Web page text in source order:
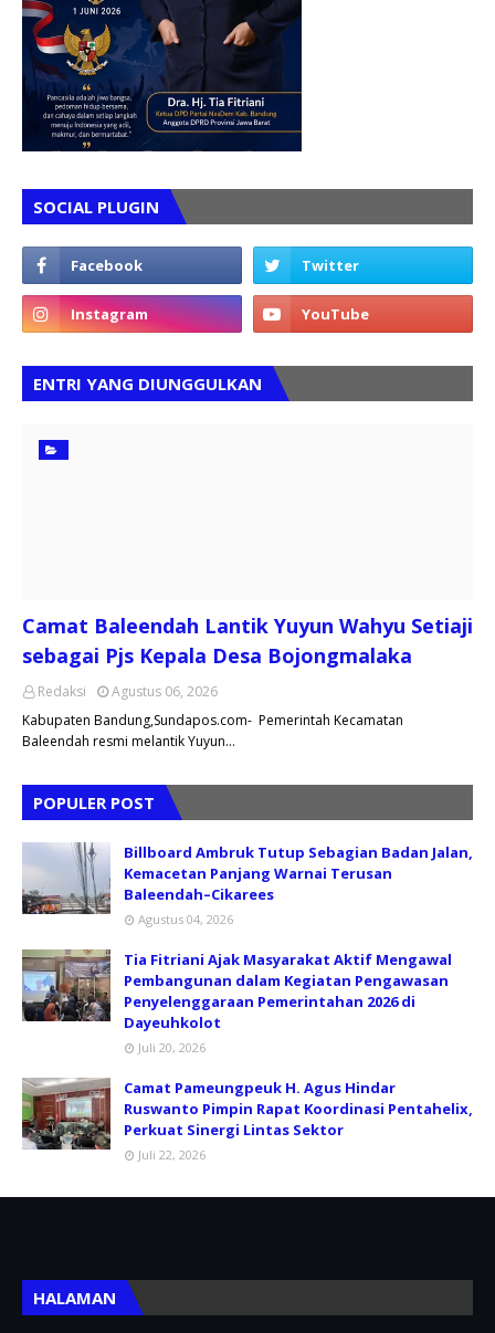
SOCIAL PLUGIN
ENTRI YANG DIUNGGULKAN
Camat Baleendah Lantik Yuyun Wahyu Setiaji
sebagai Pjs Kepala Desa Bojongmalaka
Redaksi
Agustus 06, 2026
Kabupaten Bandung,Sundapos.com- Pemerintah Kecamatan
Baleendah resmi melantik Yuyun…
POPULER POST
Billboard Ambruk Tutup Sebagian Badan Jalan,
Kemacetan Panjang Warnai Terusan
Baleendah–Cikarees
Agustus 04, 2026
Tia Fitriani Ajak Masyarakat Aktif Mengawal
Pembangunan dalam Kegiatan Pengawasan
Penyelenggaraan Pemerintahan 2026 di
Dayeuhkolot
Juli 20, 2026
Camat Pameungpeuk H. Agus Hindar
Ruswanto Pimpin Rapat Koordinasi Pentahelix,
Perkuat Sinergi Lintas Sektor
Juli 22, 2026
HALAMAN